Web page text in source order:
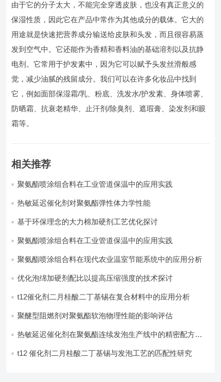
由于它的分子太大，不能完全穿透皮肤，也没有真正意义的
保湿性质，因此它在产品中常作为其他成分的载体。它大的
用途就是快速把营养成分输送给皮肤和头发，而且很容易蒸
发到空气中。它还能作为香精和香料油的基础溶剂以及抗静
电剂。它常用于护发素中，因为它可以赋予头发丝滑般感
觉，减少油腻的残留成分。我们可以在许多化妆品中找到
它，例如面部保湿霜/乳、粉底、洗发水/护发素、身体喷雾、
防晒霜、抗衰老精华、止汗剂/除臭剂、遮瑕膏、染发剂和眼
霜等。
相关推荐
聚氨酯喷涂组合料在工业管道保温中的应用实践
热敏延迟催化剂对聚氨酯弹性体力学性能
基于环保理念的大力棉加硬剂工艺优化探讨
聚氨酯喷涂组合料在工业管道保温中的应用实践
聚氨酯喷涂组合料在现代农业温室节能系统中的应用分析​
优化泡绵加硬剂配比以提高压缩强度的技术探讨
t12催化剂二月桂酸二丁基锡在复合材料中的应用分析
聚醚型阻燃剂对聚氨酯软泡物理性能的影响评估​
热敏延迟催化剂在聚氨酯连续发泡生产线中的精密配方设
t12 催化剂二月桂酸二丁基锡与发泡工艺的匹配性研究